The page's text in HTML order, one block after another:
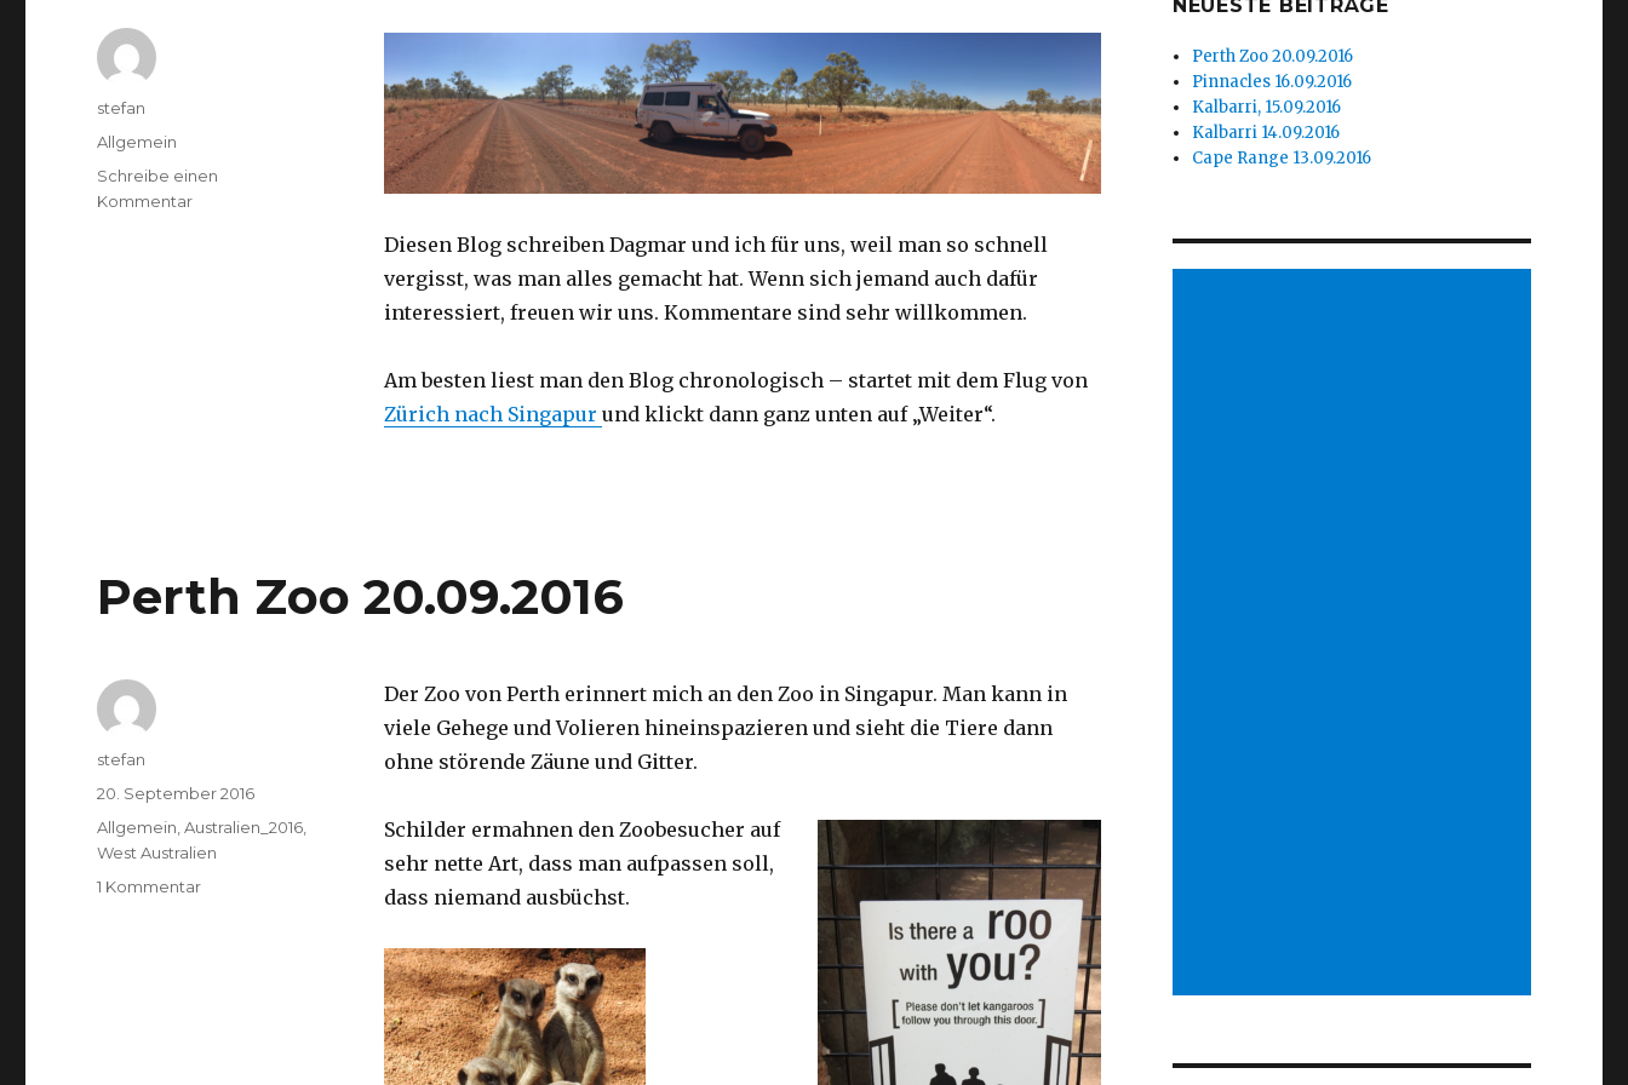
Diesen Blog schreiben Dagmar und ich für uns, weil man so schnell
vergisst, was man alles gemacht hat. Wenn sich jemand auch dafür
interessiert, freuen wir uns. Kommentare sind sehr willkommen.
Am besten liest man den Blog chronologisch – startet mit dem Flug von
Zürich nach Singapur und klickt dann ganz unten auf „Weiter“.
Autor
stefan
Kategorien
Allgemein
Schreibe einen
Kommentarzu
Perth Zoo 20.09.2016
Der Zoo von Perth erinnert mich an den Zoo in Singapur. Man kann in
viele Gehege und Volieren hineinspazieren und sieht die Tiere dann
ohne störende Zäune und Gitter.
Schilder ermahnen den Zoobesucher auf
sehr nette Art, dass man aufpassen soll,
dass niemand ausbüchst.
Autor
stefan
Veröffentlicht
am
20. September 2016
Kategorien
Allgemein,Australien_2016,
West Australien
1 Kommentarzu
NEUESTE BEITRÄGE
Perth Zoo 20.09.2016
Pinnacles 16.09.2016
Kalbarri, 15.09.2016
Kalbarri 14.09.2016
Cape Range 13.09.2016